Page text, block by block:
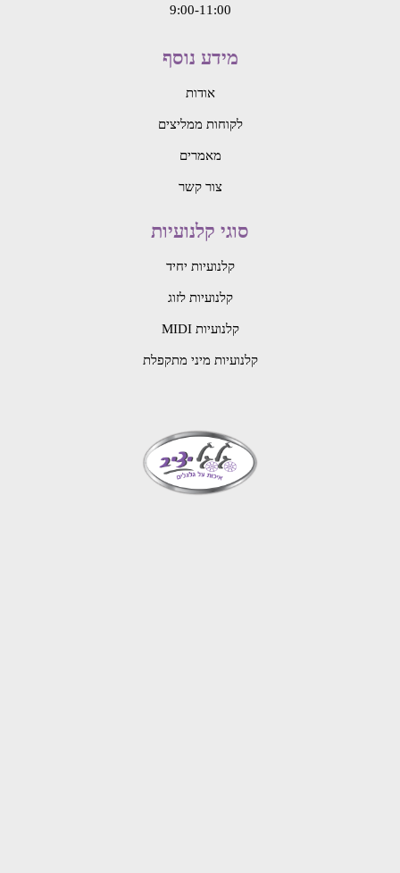
9:00-11:00
מידע נוסף
אודות
לקוחות ממליצים
מאמרים
צור קשר
סוגי קלנועיות
קלנועיות יחיד
קלנועיות לזוג
קלנועיות MIDI
קלנועיות מיני מתקפלת